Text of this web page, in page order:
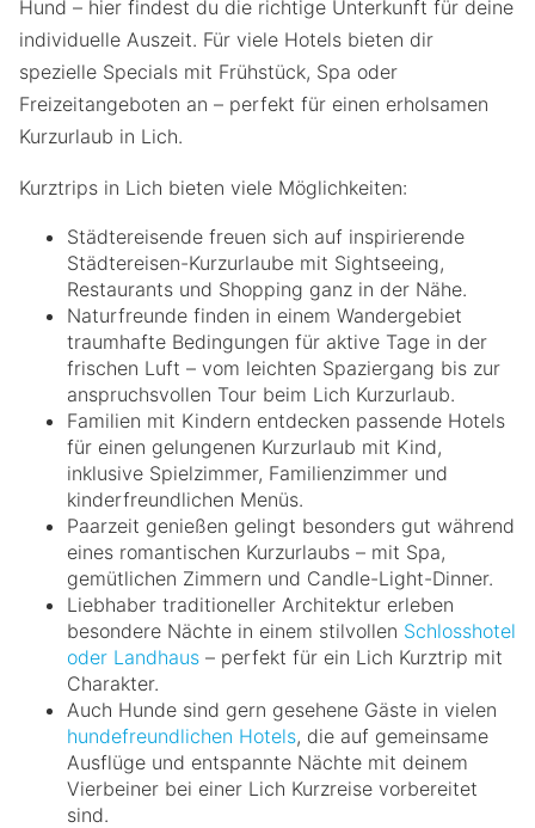
Hund – hier findest du die richtige Unterkunft für deine
individuelle Auszeit. Für viele Hotels bieten dir
spezielle Specials mit Frühstück, Spa oder
Freizeitangeboten an – perfekt für einen erholsamen
Kurzurlaub in Lich.
Kurztrips in Lich bieten viele Möglichkeiten:
Städtereisende freuen sich auf inspirierende
Städtereisen-Kurzurlaube mit Sightseeing,
Restaurants und Shopping ganz in der Nähe.
Naturfreunde finden in einem Wandergebiet
traumhafte Bedingungen für aktive Tage in der
frischen Luft – vom leichten Spaziergang bis zur
anspruchsvollen Tour beim Lich Kurzurlaub.
Familien mit Kindern entdecken passende Hotels
für einen gelungenen Kurzurlaub mit Kind,
inklusive Spielzimmer, Familienzimmer und
kinderfreundlichen Menüs.
Paarzeit genießen gelingt besonders gut während
eines romantischen Kurzurlaubs – mit Spa,
gemütlichen Zimmern und Candle-Light-Dinner.
Liebhaber traditioneller Architektur erleben
besondere Nächte in einem stilvollen Schlosshotel
oder Landhaus – perfekt für ein Lich Kurztrip mit
Charakter.
Auch Hunde sind gern gesehene Gäste in vielen
hundefreundlichen Hotels, die auf gemeinsame
Ausflüge und entspannte Nächte mit deinem
Vierbeiner bei einer Lich Kurzreise vorbereitet
sind.